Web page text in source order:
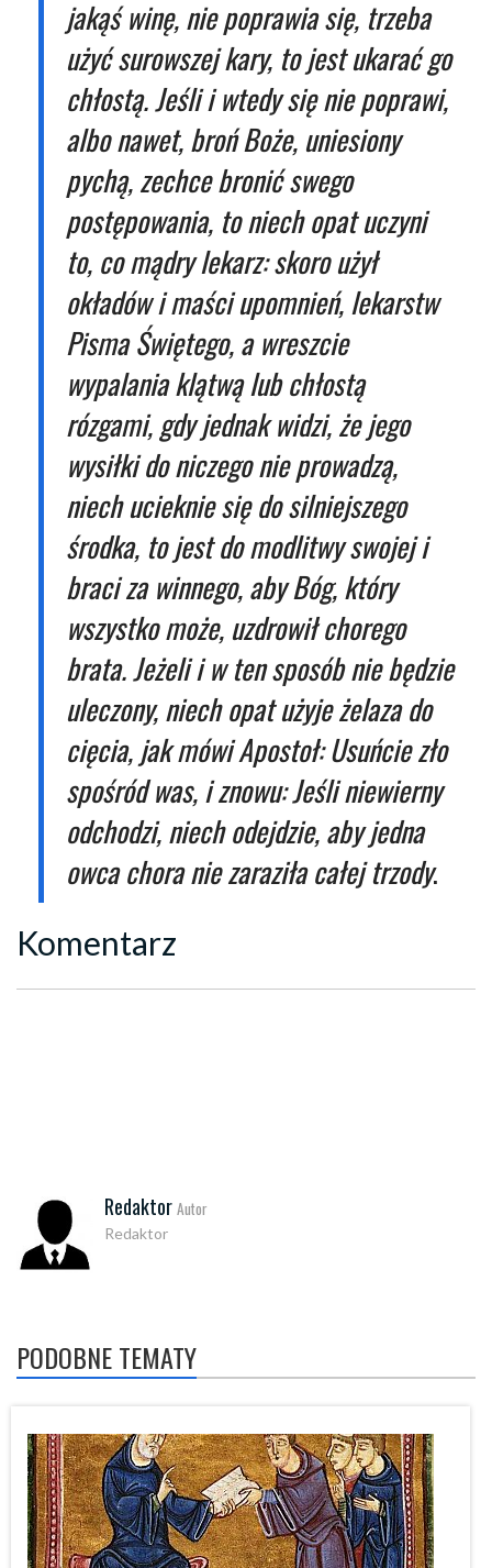
jakąś winę, nie poprawia się, trzeba
użyć surowszej kary, to jest ukarać go
chłostą. Jeśli i wtedy się nie poprawi,
albo nawet, broń Boże, uniesiony
pychą, zechce bronić swego
postępowania, to niech opat uczyni
to, co mądry lekarz: skoro użył
okładów i maści upomnień, lekarstw
Pisma Świętego, a wreszcie
wypalania klątwą lub chłostą
rózgami, gdy jednak widzi, że jego
wysiłki do niczego nie prowadzą,
niech ucieknie się do silniejszego
środka, to jest do modlitwy swojej i
braci za winnego, aby Bóg, który
wszystko może, uzdrowił chorego
brata. Jeżeli i w ten sposób nie będzie
uleczony, niech opat użyje żelaza do
cięcia, jak mówi Apostoł: Usuńcie zło
spośród was, i znowu: Jeśli niewierny
odchodzi, niech odejdzie, aby jedna
owca chora nie zaraziła całej trzody.
Komentarz
Redaktor Autor
Redaktor
PODOBNE TEMATY